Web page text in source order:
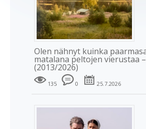
Olen nähnyt kuinka
matalana peltojen vierustaa
(2013/2026)
135 0 25.7.2026